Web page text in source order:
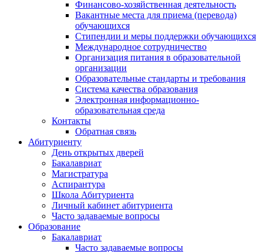
Финансово-хозяйственная деятельность
Вакантные места для приема (перевода)
обучающихся
Стипендии и меры поддержки обучающихся
Международное сотрудничество
Организация питания в образовательной
организации
Образовательные стандарты и требования
Система качества образования
Электронная информационно-
образовательная среда
Контакты
Обратная связь
Абитуриенту
День открытых дверей
Бакалавриат
Магистратура
Аспирантура
Школа Абитуриента
Личный кабинет абитуриента
Часто задаваемые вопросы
Образование
Бакалавриат
Часто задаваемые вопросы